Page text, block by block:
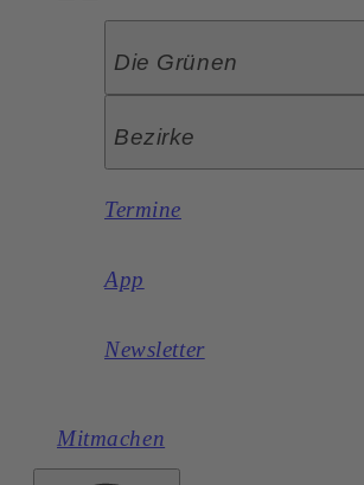
Die Grünen
Bezirke
Termine
App
Newsletter
Mitmachen